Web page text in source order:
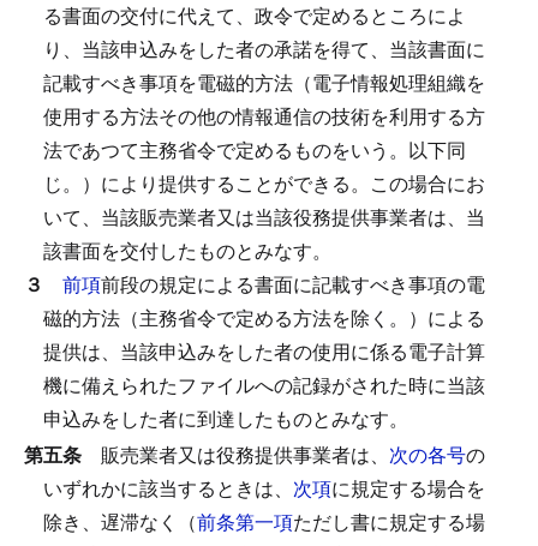
る書面の交付に代えて、政令で定めるところによ
り、当該申込みをした者の承諾を得て、当該書面に
記載すべき事項を電磁的方法（電子情報処理組織を
使用する方法その他の情報通信の技術を利用する方
法であつて主務省令で定めるものをいう。以下同
じ。）により提供することができる。 この場合にお
いて、当該販売業者又は当該役務提供事業者は、当
該書面を交付したものとみなす。
３ 前項前段の規定による書面に記載すべき事項の電
磁的方法（主務省令で定める方法を除く。）による
提供は、当該申込みをした者の使用に係る電子計算
機に備えられたファイルへの記録がされた時に当該
申込みをした者に到達したものとみなす。
第五条 販売業者又は役務提供事業者は、 次の各号の
いずれかに該当するときは、 次項に規定する場合を
除き、遅滞なく（前条第一項ただし書に規定する場